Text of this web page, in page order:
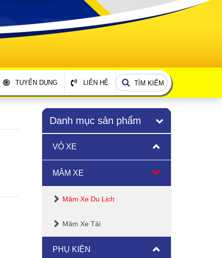
TUYỂN DỤNG LIÊN HỆ TÌM KIẾM
Danh mục sản phẩm
VỎ XE
MÂM XE
Mâm Xe Du Lịch
Mâm Xe Tải
PHỤ KIỆN